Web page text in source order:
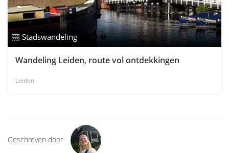
Stadswandeling
Wandeling Leiden, route vol ontdekkingen
Leiden
Geschreven door